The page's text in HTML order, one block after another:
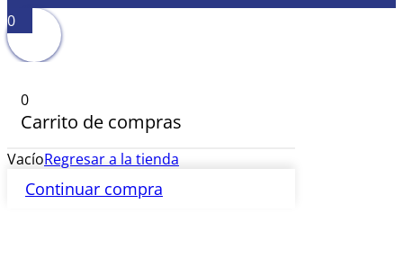
0
0
Carrito de compras
VacíoRegresar a la tienda
Continuar compra